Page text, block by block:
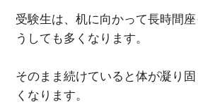
受験生は、机に向かって長時間
うしても多くなります。
そのまま続けていると体が凝り
くなります。